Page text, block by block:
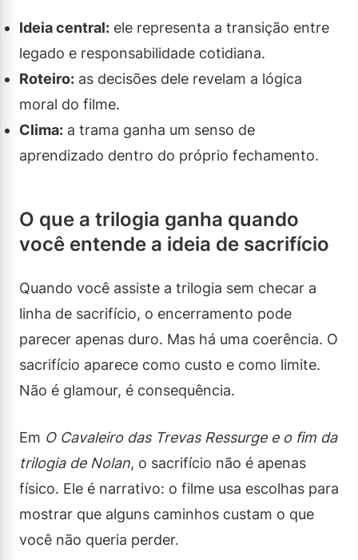
Ideia central: ele representa a transição entre
legado e responsabilidade cotidiana.
Roteiro: as decisões dele revelam a lógica
moral do filme.
Clima: a trama ganha um senso de
aprendizado dentro do próprio fechamento.
O que a trilogia ganha quando
você entende a ideia de sacrifício
Quando você assiste a trilogia sem checar a
linha de sacrifício, o encerramento pode
parecer apenas duro. Mas há uma coerência. O
sacrifício aparece como custo e como limite.
Não é glamour, é consequência.
Em O Cavaleiro das Trevas Ressurge e o fim da
trilogia de Nolan, o sacrifício não é apenas
físico. Ele é narrativo: o filme usa escolhas para
mostrar que alguns caminhos custam o que
você não queria perder.